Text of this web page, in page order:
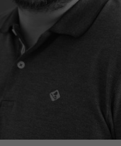
durchgeführt werden können